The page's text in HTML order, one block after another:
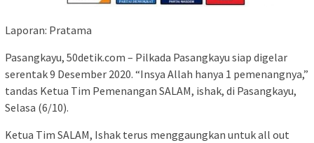
Laporan: Pratama
Pasangkayu, 50detik.com – Pilkada Pasangkayu siap digelar
serentak 9 Desember 2020. “Insya Allah hanya 1 pemenangnya,”
tandas Ketua Tim Pemenangan SALAM, ishak, di Pasangkayu,
Selasa (6/10).
Ketua Tim SALAM, Ishak terus menggaungkan untuk all out